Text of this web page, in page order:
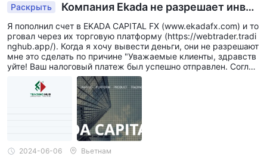
Раскрыть
Компания Ekada не разрешает инвес
торам выводить средства
Я пополнил счет в EKADA CAPITAL FX (www.ekadafx.com) и то
рговал через их торговую платформу (https://webtrader.tradi
nghub.app/). Когда я хочу вывести деньги, они не разрешают
мне это сделать по причине "Уважаемые клиенты, здравств
уйте! Ваш налоговый платеж был успешно отправлен. Соглас
но информации от отдела контроля рисков, ваш счет связан
с депозитами других людей, отмыванием денег и другими н
езаконными действиями, и счет был заблокирован. Вам нео
бходимо оплатить 10% депозита на этом счете (USD ... * 10%
= USD ...), которые будут храниться только на вашем счете к
ошелька в качестве проверки безопасности средств. Пожал
уйста, завершите платеж в течение 24 часов, чтобы ваш сче
т мог быть разблокирован и средства могли быть выведен
ы". Когда я спросил, почему мой счет связан с отмыванием
2024-06-06 Вьетнам